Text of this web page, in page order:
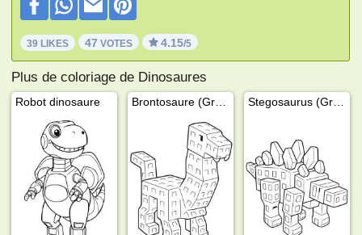
39 LIKES 47 VOTES 4.15/5
Plus de coloriage de Dinosaures
Robot dinosaure